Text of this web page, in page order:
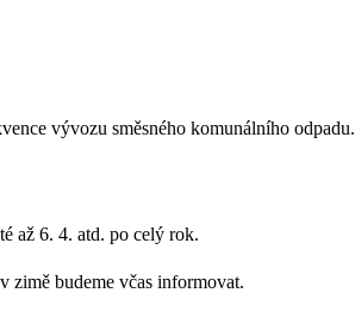
vývozu směsného komunálního odpadu.
až 6. 4. atd. po celý rok.
zimě budeme včas informovat.